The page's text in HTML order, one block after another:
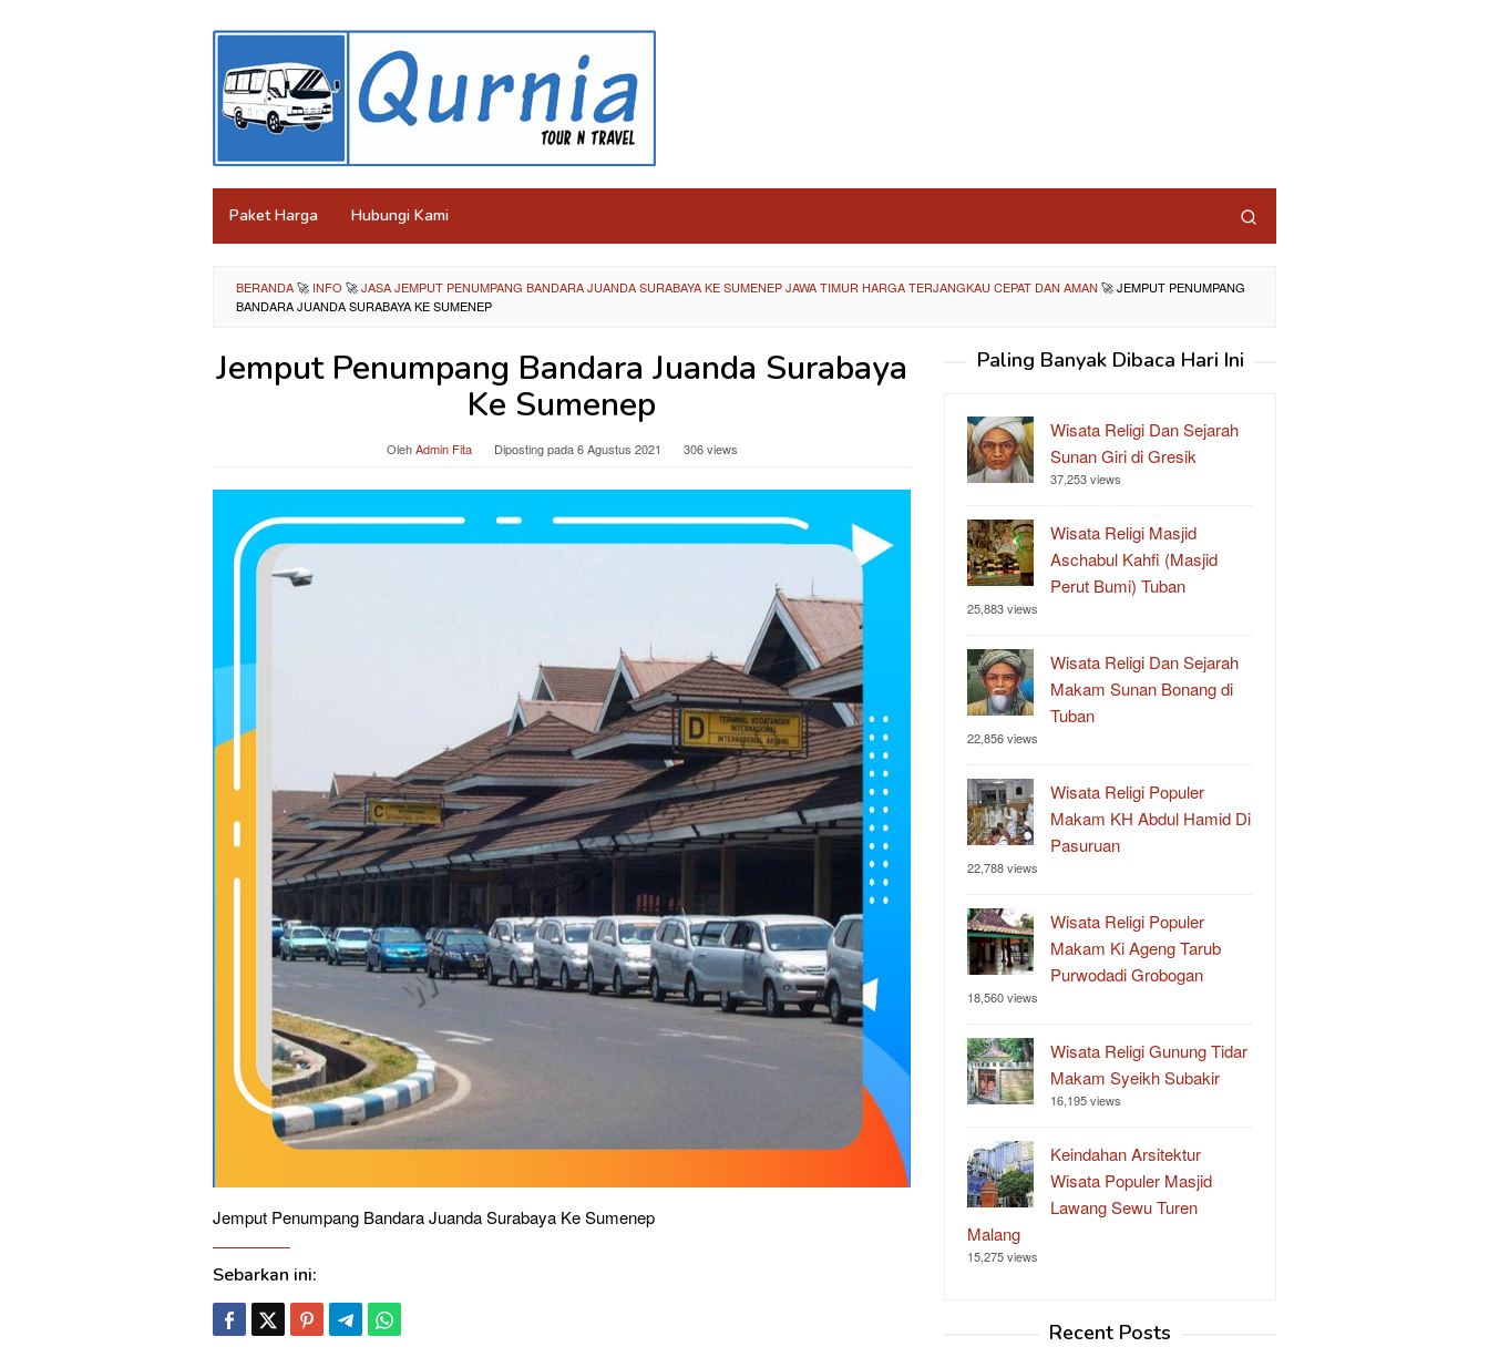
Paket Harga Hubungi Kami
BERANDA🚀 INFO 🚀JASA JEMPUT PENUMPANG BANDARA JUANDA SURABAYA KE SUMENEP JAWA TIMUR HARGA TERJANGKAU CEPAT DAN AMAN 🚀JEMPUT PENUMPANG
BANDARA JUANDA SURABAYA KE SUMENEP
Jemput Penumpang Bandara Juanda Surabaya
Ke Sumenep
OlehAdmin Fita Diposting pada6 Agustus 2021 306 views
Jemput Penumpang Bandara Juanda Surabaya Ke Sumenep
Sebarkan ini:
Paling Banyak Dibaca Hari Ini
Wisata Religi Dan Sejarah
Sunan Giri di Gresik
37,253 views
Wisata Religi Masjid
Aschabul Kahfi (Masjid
Perut Bumi) Tuban
25,883 views
Wisata Religi Dan Sejarah
Makam Sunan Bonang di
Tuban
22,856 views
Wisata Religi Populer
Makam KH Abdul Hamid Di
Pasuruan
22,788 views
Wisata Religi Populer
Makam Ki Ageng Tarub
Purwodadi Grobogan
18,560 views
Wisata Religi Gunung Tidar
Makam Syeikh Subakir
16,195 views
Keindahan Arsitektur
Wisata Populer Masjid
Lawang Sewu Turen
Malang
15,275 views
Recent Posts